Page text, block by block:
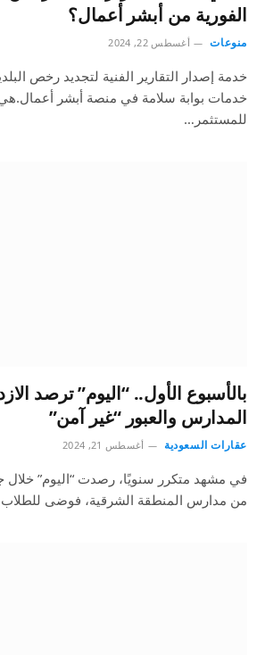
الفورية من أبشر أعمال؟
منوعات أغسطس 22, 2024
خدمة إصدار التقارير الفنية لتجديد رخص
خدمات بوابة سلامة في منصة أبشر
للمستثمر…
بالأسبوع الأول.. “اليوم” ترصد
المدارس والعبور “غير آمن”
عقارات السعودية أغسطس 21, 2024
في مشهد متكرر سنويًا، رصدت “اليوم” خلال
من مدارس المنطقة الشرقية، فوضى